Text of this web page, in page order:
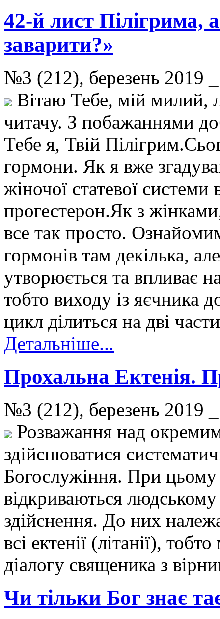
42-й лист Пілігрима,
заварити?»
№3 (212), березень 2019
Вітаю Тебе, мій
читачу. З побажаннями
Тебе я, Твій
гормони. Як я вже
жіночої статевої системи
прогестерон.Як з
все так просто.
гормонів там декілька,
утворюється та впливає
тобто виходу із яєчника
цикл ділиться на дві
Детальніше...
Прохальна Ектенія.
№3 (212), березень 2019
Розважання над
здійснюватися
Богослужіння. При цьому
відкриваються
здійснення. До них
всі ектенії (літанії),
діалогу священика з
Чи тільки Бог знає